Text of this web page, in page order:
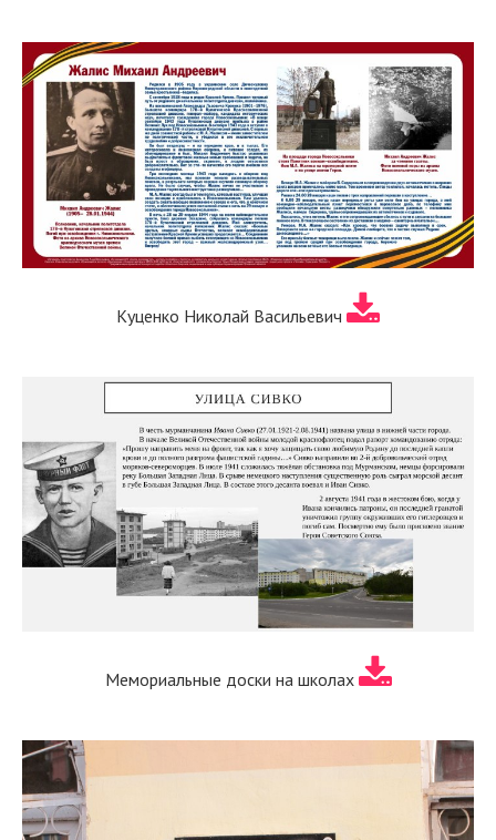
Куценко Николай Васильевич
Мемориальные доски на школах